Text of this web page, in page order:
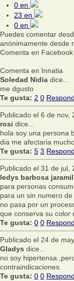
0 en
23 en
0 en
Puedes comentar
anónimamente desde
Comenta en Facebook
Comenta en Innatia
Soledad Nidia dice...
me dgusto
Te gusta: 2 0
Publicado el 6 de nov,
rosi dice...
hola soy una persona
dia me afectaria mucho
Te gusta: 5 3
Publicado el 31 de jul,
ledys barbosa
para personas
para un sin numero
no pasa por un
que conserva su color
Te gusta: 0 0
Publicado el 24 de
Gladys dice...
no soy
contraindicaciones.
Te gusta: 0 0